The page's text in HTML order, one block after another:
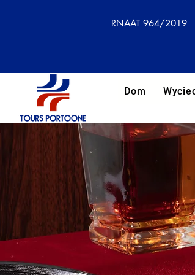
RNAAT 964/2019
Dom